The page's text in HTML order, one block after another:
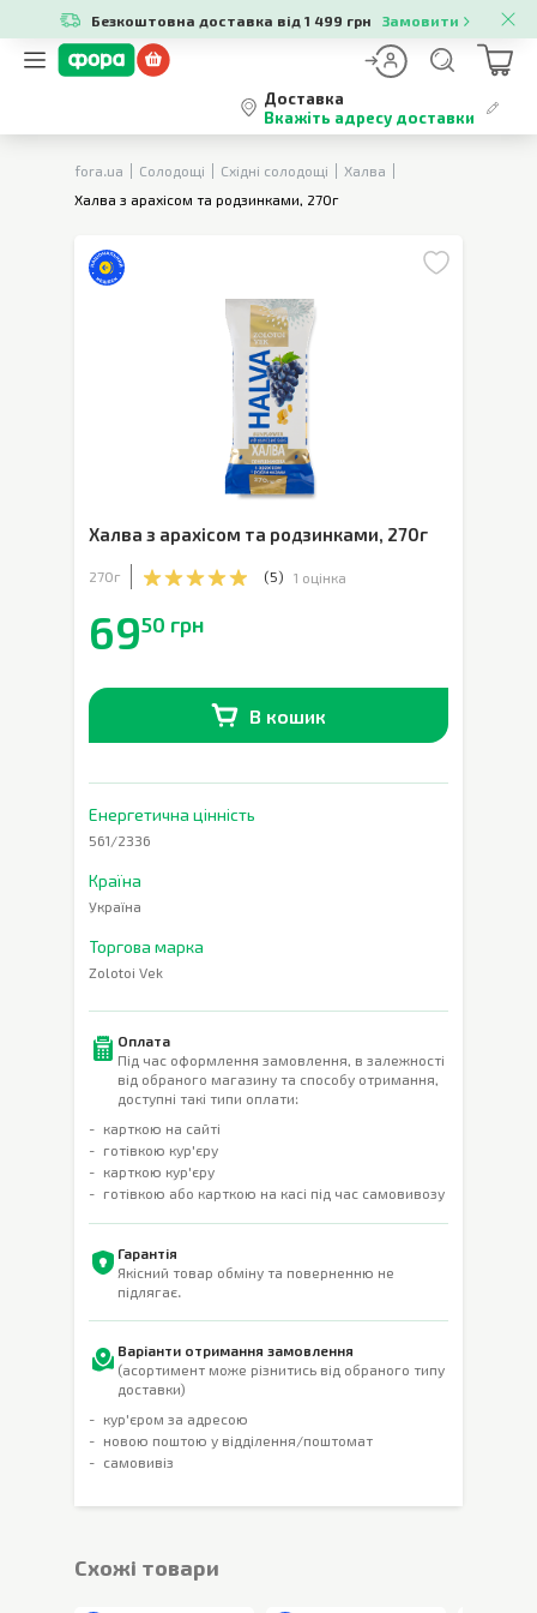
Безкоштовна доставка від 1 499 грн Замовити
Доставка
Вкажіть адресу доставки
fora.ua Солодощі Східні солодощі
Халва
Халва з арахісом та родзинками, 270г
Халва з арахісом та родзинками, 270г
270г (5) 1 оцінка
6950 грн
В кошик
Енергетична цінність
561/2336
Країна
Україна
Торгова марка
Zolotoi Vek
Оплата
Під час оформлення замовлення, в залежності
від обраного магазину та способу отримання,
доступні такі типи оплати:
карткою на сайті
готівкою кур'єру
карткою кур'єру
готівкою або карткою на касі під час самовивозу
Гарантія
Якісний товар обміну та поверненню не
підлягає.
Варіанти отримання замовлення
(асортимент може різнитись від обраного типу
доставки)
кур'єром за адресою
новою поштою у відділення/поштомат
самовивіз
Cхожі товари